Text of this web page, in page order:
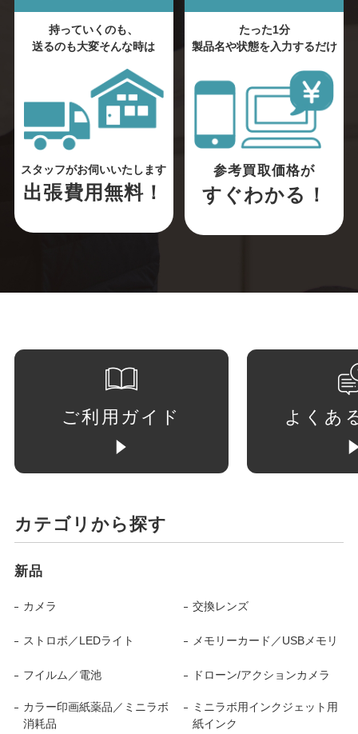
持っていくのも、
送るのも大変そんな時は
スタッフがお伺いいたします
出張費用無料！
たった1分
製品名や状態を入力するだけ
参考買取価格が
すぐわかる！
ご利用ガイド よくあ
カテゴリから探す
新品
カメラ 交換レンズ
ストロボ／LEDライト メモリーカード／USBメモリ
フイルム／電池 ドローン/アクションカメラ
カラー印画紙薬品／ミニラボ
消耗品
ミニラボ用インクジェット用
紙インク